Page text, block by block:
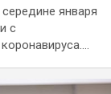
января
с